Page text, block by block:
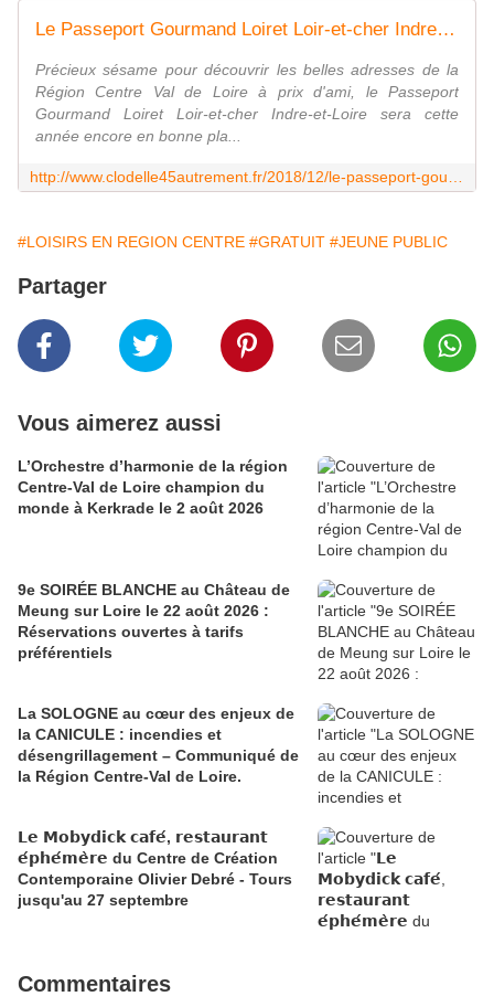
Le Passeport Gourmand Loiret Loir-et-cher Indre-et-Loire, un cadeau de Noël original en vente à Beaugency, Orléans ou sur internet - VIVRE AUTREMENT VOS LOISIRS avec Clodelle
Précieux sésame pour découvrir les belles adresses de la
Région Centre Val de Loire à prix d'ami, le Passeport
Gourmand Loiret Loir-et-cher Indre-et-Loire sera cette
année encore en bonne pla...
#LOISIRS EN REGION CENTRE #GRATUIT #JEUNE PUBLIC
Partager
Vous aimerez aussi
L’Orchestre d’harmonie de la région
Centre-Val de Loire champion du
monde à Kerkrade le 2 août 2026
9e SOIRÉE BLANCHE au Château de
Meung sur Loire le 22 août 2026 :
Réservations ouvertes à tarifs
préférentiels
La SOLOGNE au cœur des enjeux de
la CANICULE : incendies et
désengrillagement – Communiqué de
la Région Centre-Val de Loire.
𝗟𝗲 𝗠𝗼𝗯𝘆𝗱𝗶𝗰𝗸 𝗰𝗮𝗳𝗲́, 𝗿𝗲𝘀𝘁𝗮𝘂𝗿𝗮𝗻𝘁
𝗲́𝗽𝗵𝗲́𝗺𝗲̀𝗿𝗲 du Centre de Création
Contemporaine Olivier Debré - Tours
jusqu'au 27 septembre
Commentaires